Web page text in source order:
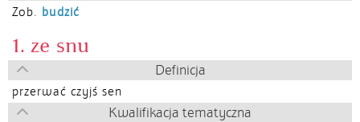
Zob. budzić
1. ze snu
Definicja
przerwać czyjś sen
Kwalifikacja tematyczna